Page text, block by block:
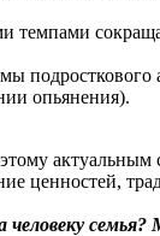
темпами
подросткового
опьянения).
актуальным
ценностей,
человеку